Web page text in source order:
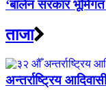
‘बालेन सरकार
ताजा
अन्तर्राष्ट्रिय